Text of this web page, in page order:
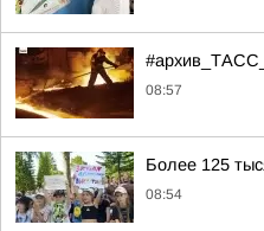
08:57
Более 125
08:54